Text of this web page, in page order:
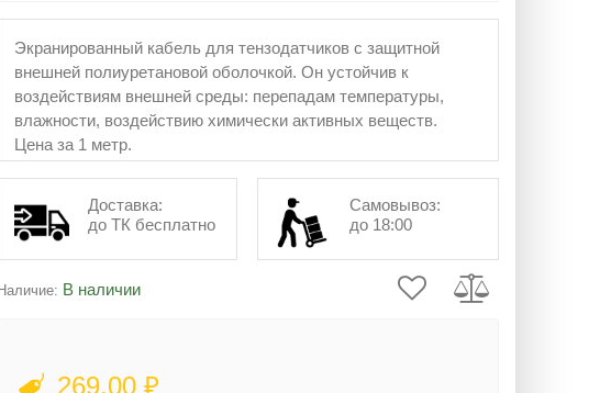
Экранированный кабель для тензодатчиков с защитной
внешней полиуретановой оболочкой. Он устойчив к
воздействиям внешней среды: перепадам температуры,
влажности, воздействию химически активных веществ.
Цена за 1 метр.
Доставка:
до ТК бесплатно
Самовывоз:
до 18:00
В наличии
269,00 ₽